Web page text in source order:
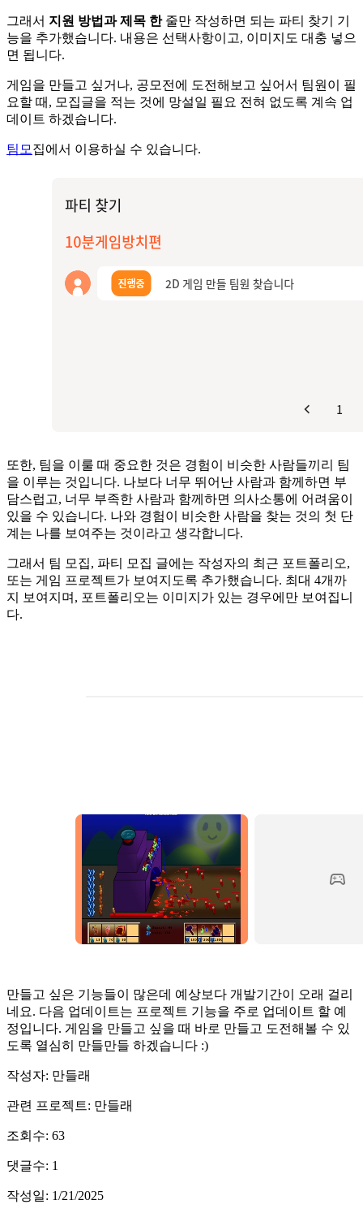
그래서 지원 방법과 제목 한 줄만 작성하면 되는 파티 찾기 기
능을 추가했습니다. 내용은 선택사항이고, 이미지도 대충 넣으
면 됩니다.
게임을 만들고 싶거나, 공모전에 도전해보고 싶어서 팀원이 필
요할 때, 모집글을 적는 것에 망설일 필요 전혀 없도록 계속 업
데이트 하겠습니다.
팀모 집에서 이용하실 수 있습니다.
또한, 팀을 이룰 때 중요한 것은 경험이 비슷한 사람들끼리 팀
을 이루는 것입니다. 나보다 너무 뛰어난 사람과 함께하면 부
담스럽고, 너무 부족한 사람과 함께하면 의사소통에 어려움이
있을 수 있습니다. 나와 경험이 비슷한 사람을 찾는 것의 첫 단
계는 나를 보여주는 것이라고 생각합니다.
그래서 팀 모집, 파티 모집 글에는 작성자의 최근 포트폴리오,
또는 게임 프로젝트가 보여지도록 추가했습니다. 최대 4개까
지 보여지며, 포트폴리오는 이미지가 있는 경우에만 보여집니
다.
만들고 싶은 기능들이 많은데 예상보다 개발기간이 오래 걸리
네요. 다음 업데이트는 프로젝트 기능을 주로 업데이트 할 예
정입니다. 게임을 만들고 싶을 때 바로 만들고 도전해볼 수 있
도록 열심히 만들만들 하겠습니다 :)
작성자: 만들래
관련 프로젝트: 만들래
조회수: 63
댓글수: 1
작성일: 1/21/2025